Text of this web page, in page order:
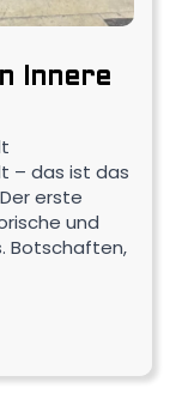
Innere
– das ist das
erste
und
Botschaften,